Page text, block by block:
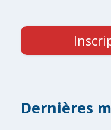
Dernières